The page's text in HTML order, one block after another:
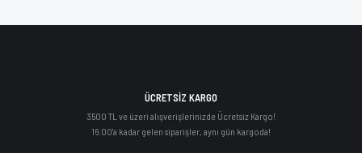
ÜCRETSİZ KARGO
3500 TL ve üzeri alışverişlerinizde Ücretsiz Kargo!
16:00'a kadar gelen siparişler, aynı gün kargoda!